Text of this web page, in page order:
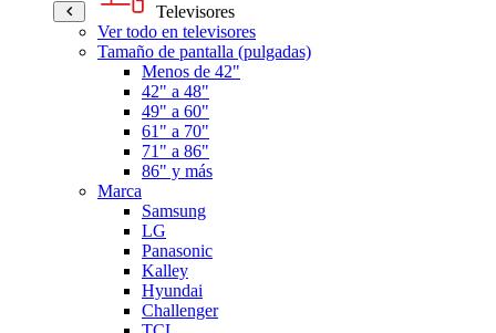
Televisores
Ver todo en televisores
Tamaño de pantalla (pulgadas)
Menos de 42"
42" a 48"
49" a 60"
61" a 70"
71" a 86"
86" y más
Marca
Samsung
LG
Panasonic
Kalley
Hyundai
Challenger